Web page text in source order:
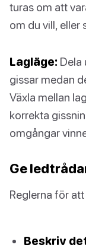
turas om att
om du vill, eller
Lagläge: Dela
gissar medan
Växla mellan
korrekta
omgångar
Ge
Reglerna för
Beskriv